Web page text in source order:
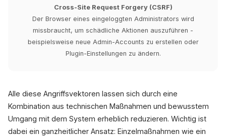
Cross-Site Request Forgery (CSRF)
Der Browser eines eingeloggten Administrators wird
missbraucht, um schädliche Aktionen auszuführen -
beispielsweise neue Admin-Accounts zu erstellen oder
Plugin-Einstellungen zu ändern.
Alle diese Angriffsvektoren lassen sich durch eine
Kombination aus technischen Maßnahmen und bewusstem
Umgang mit dem System erheblich reduzieren. Wichtig ist
dabei ein ganzheitlicher Ansatz: Einzelmaßnahmen wie ein